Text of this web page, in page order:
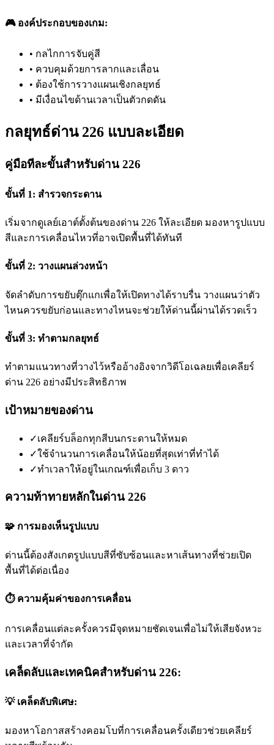
🎮 องค์ประกอบของเกม:
• กลไกการจับคู่สี
• ควบคุมด้วยการลากและเลื่อน
• ต้องใช้การวางแผนเชิงกลยุทธ์
• มีเงื่อนไขด้านเวลาเป็นตัวกดดัน
กลยุทธ์ด่าน 226 แบบละเอียด
คู่มือทีละขั้นสำหรับด่าน 226
ขั้นที่ 1: สำรวจกระดาน
เริ่มจากดูเลย์เอาต์ตั้งต้นของด่าน 226 ให้ละเอียด มองหารูปแบบ
สีและการเคลื่อนไหวที่อาจเปิดพื้นที่ได้ทันที
ขั้นที่ 2: วางแผนล่วงหน้า
จัดลำดับการขยับตุ๊กแกเพื่อให้เปิดทางได้ราบรื่น วางแผนว่าตัว
ไหนควรขยับก่อนและทางไหนจะช่วยให้ด่านนี้ผ่านได้รวดเร็ว
ขั้นที่ 3: ทำตามกลยุทธ์
ทำตามแนวทางที่วางไว้หรืออ้างอิงจากวิดีโอเฉลยเพื่อเคลียร์
ด่าน 226 อย่างมีประสิทธิภาพ
เป้าหมายของด่าน
✓เคลียร์บล็อกทุกสีบนกระดานให้หมด
✓ใช้จำนวนการเคลื่อนให้น้อยที่สุดเท่าที่ทำได้
✓ทำเวลาให้อยู่ในเกณฑ์เพื่อเก็บ 3 ดาว
ความท้าทายหลักในด่าน 226
🧩 การมองเห็นรูปแบบ
ด่านนี้ต้องสังเกตรูปแบบสีที่ซับซ้อนและหาเส้นทางที่ช่วยเปิด
พื้นที่ได้ต่อเนื่อง
⏱️ ความคุ้มค่าของการเคลื่อน
การเคลื่อนแต่ละครั้งควรมีจุดหมายชัดเจนเพื่อไม่ให้เสียจังหวะ
และเวลาที่จำกัด
เคล็ดลับและเทคนิคสำหรับด่าน 226:
💡 เคล็ดลับพิเศษ:
มองหาโอกาสสร้างคอมโบที่การเคลื่อนครั้งเดียวช่วยเคลียร์